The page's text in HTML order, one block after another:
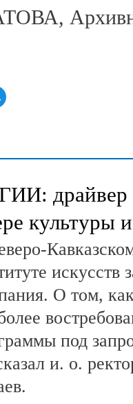
драйвер
культуры
искусств
О том,
под
и. о.